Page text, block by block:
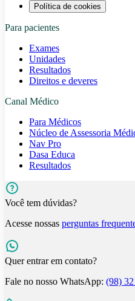
Política de cookies
Para pacientes
Exames
Unidades
Resultados
Direitos e deveres
Canal Médico
Para Médicos
Núcleo de Assessoria
Nav Pro
Dasa Educa
Resultados
Você tem dúvidas?
Acesse nossas perguntas
Quer entrar em contato?
Fale no nosso WhatsApp: (98)